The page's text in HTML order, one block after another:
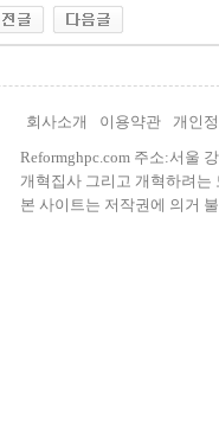
회사소개 이용약관
개인
Reformghpc.com 주소:서울
개혁집사 그리고 개혁하려는
본 사이트는 저작권에 의거